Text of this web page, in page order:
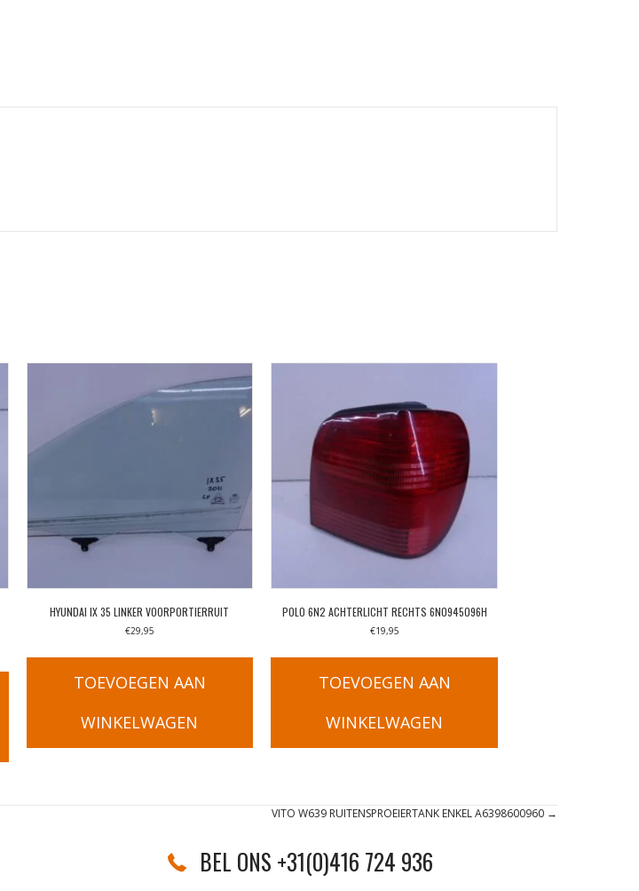
HYUNDAI IX 35 LINKER VOORPORTIERRUIT
€29,95
TOEVOEGEN AAN
WINKELWAGEN
POLO 6N2 ACHTERLICHT RECHTS 6N0945096H
€19,95
TOEVOEGEN AAN
WINKELWAGEN
VITO W639 RUITENSPROEIERTANK ENKEL A6398600960 →
BEL ONS +31(0)416 724 936